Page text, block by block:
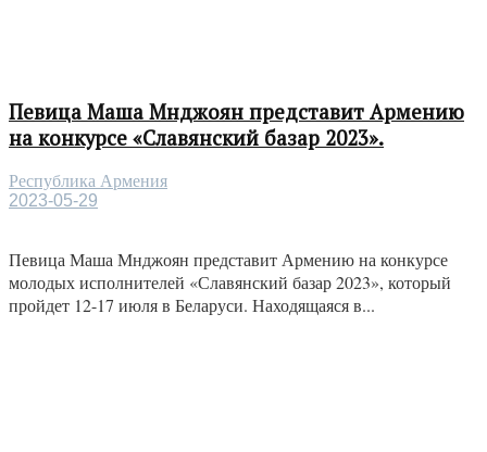
Певица Маша Мнджоян представит Армению
на конкурсе «Славянский базар 2023».
Республика Армения
2023-05-29
Певица Маша Мнджоян представит Армению на конкурсе
молодых исполнителей «Славянский базар 2023», который
пройдет 12-17 июля в Беларуси. Находящаяся в...